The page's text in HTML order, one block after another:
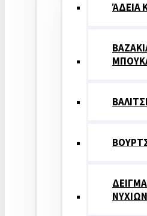
ΆΔΕΙΑ
ΝΥΧΙΩΝ